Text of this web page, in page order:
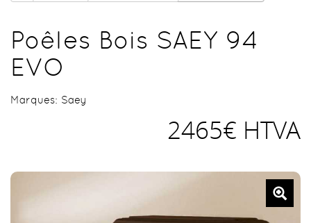
Poêles Bois SAEY 94
EVO
Marques: Saey
2465€ HTVA